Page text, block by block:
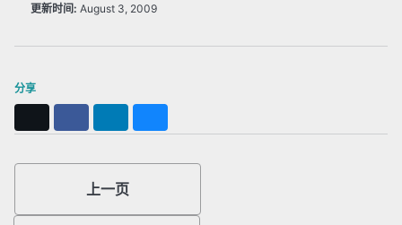
更新时间: August 3, 2009
分享
上一页